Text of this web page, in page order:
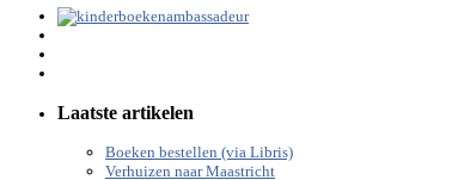
Laatste artikelen
Boeken bestellen (via Libris)
Verhuizen naar Maastricht